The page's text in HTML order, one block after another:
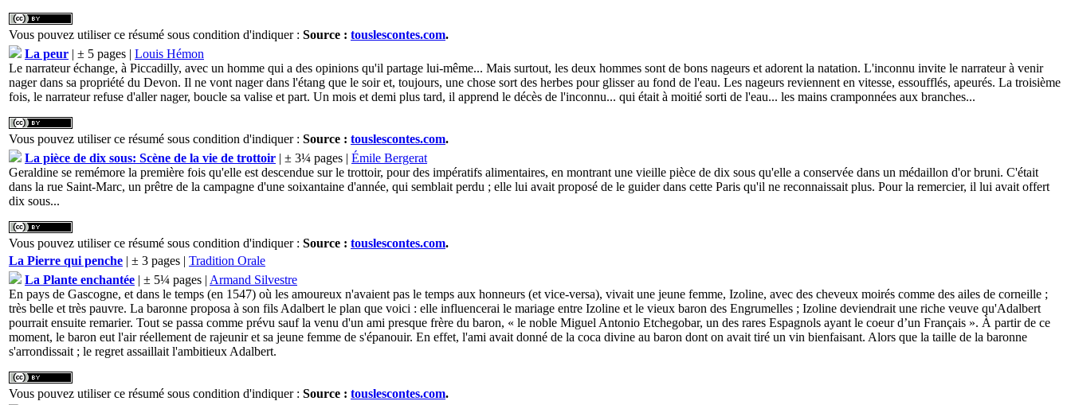
Vous pouvez utiliser ce résumé sous condition d'indiquer : Source : touslescontes.com.
La peur | ± 5 pages | Louis Hémon
Le narrateur échange, à Piccadilly, avec un homme qui a des opinions qu'il partage lui-même... Mais surtout, les deux hommes sont de bons nageurs et adorent la natation. L'inconnu invite le narrateur à venir
nager dans sa propriété du Devon. Il ne vont nager dans l'étang que le soir et, toujours, une chose sort des herbes pour glisser au fond de l'eau. Les nageurs reviennent en vitesse, essoufflés, apeurés. La troisième
fois, le narrateur refuse d'aller nager, boucle sa valise et part. Un mois et demi plus tard, il apprend le décès de l'inconnu... qui était à moitié sorti de l'eau... les mains cramponnées aux branches...
Vous pouvez utiliser ce résumé sous condition d'indiquer : Source : touslescontes.com.
La pièce de dix sous: Scène de la vie de trottoir | ± 3¼ pages | Émile Bergerat
Geraldine se remémore la première fois qu'elle est descendue sur le trottoir, pour des impératifs alimentaires, en montrant une vieille pièce de dix sous qu'elle a conservée dans un médaillon d'or bruni. C'était
dans la rue Saint-Marc, un prêtre de la campagne d'une soixantaine d'année, qui semblait perdu ; elle lui avait proposé de le guider dans cette Paris qu'il ne reconnaissait plus. Pour la remercier, il lui avait offert
dix sous...
Vous pouvez utiliser ce résumé sous condition d'indiquer : Source : touslescontes.com.
La Pierre qui penche | ± 3 pages | Tradition Orale
La Plante enchantée | ± 5¼ pages | Armand Silvestre
En pays de Gascogne, et dans le temps (en 1547) où les amoureux n'avaient pas le temps aux honneurs (et vice-versa), vivait une jeune femme, Izoline, avec des cheveux moirés comme des ailes de corneille ;
très belle et très pauvre. La baronne proposa à son fils Adalbert le plan que voici : elle influencerai le mariage entre Izoline et le vieux baron des Engrumelles ; Izoline deviendrait une riche veuve qu'Adalbert
pourrait ensuite remarier. Tout se passa comme prévu sauf la venu d'un ami presque frère du baron, « le noble Miguel Antonio Etchegobar, un des rares Espagnols ayant le coeur d’un Français ». À partir de ce
moment, le baron eut l'air réellement de rajeunir et sa jeune femme de s'épanouir. En effet, l'ami avait donné de la coca divine au baron dont on avait tiré un vin bienfaisant. Alors que la taille de la baronne
s'arrondissait ; le regret assaillait l'ambitieux Adalbert.
Vous pouvez utiliser ce résumé sous condition d'indiquer : Source : touslescontes.com.